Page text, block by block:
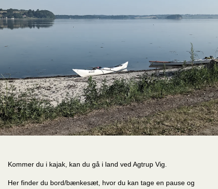
Kommer du i kajak, kan du gå i land ved Agtrup Vig.
Her finder du bord/bænkesæt, hvor du kan tage en pause og